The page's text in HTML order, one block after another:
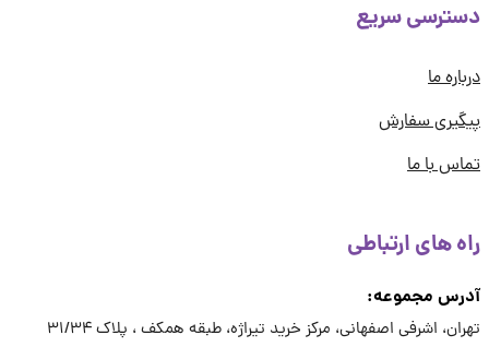
سریع
ما
سفارش
با ما
های ارتباطی
مجموعه:
اشرفی اصفهانی، مرکز خرید تیراژه، طبقه همکف ، پلاک 31/34